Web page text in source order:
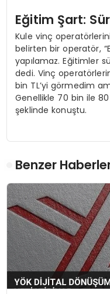
Eğitim Şart:
Kule vinç
belirten bir operatör,
yapılamaz. Eğitimler
dedi. Vinç
bin TL’yi görmedim
Genellikle 70 bin ile 80
şeklinde konuştu.
Benzer